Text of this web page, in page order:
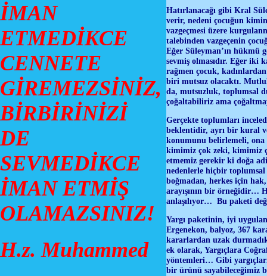
İMAN
ETMEDİKCE
CENNETE
GİREMEZSİNİZ,
BİRBİRİNİZİ
DE
SEVMEDİKCE
İMAN ETMİŞ
OLAMAZSINIZ!
H.z. Muhammed
Hatırlanacağı gibi Kral
verir, nedeni çocuğun
vazgeçmesi üzere
talebinden vazgeçenin
Eğer Süleyman’ın hükmü
sevmiş olmasıdır. Eğer iki
rağmen çocuk,
biri mutsuz olacaktı.
da, mutsuzluk, toplumsal
çoğaltabiliriz ama
Gerçekte toplumları
beklentidir, ayrı bir kural
konumunu belirlemeli, ona
kimimiz çok zeki, kimimiz
etmemiz gerekir ki doğa
nedenlerle hiçbir toplumsal
boğmadan, herkes için
arayışının bir örneğidir…
anlaşılıyor… Bu paketi
Yargı paketinin, iyi
Ergenekon, balyoz, 367
kararlardan uzak
ek olarak, Yargıçlara
yöntemleri… Gibi
bir ürünü sayabileceğimiz